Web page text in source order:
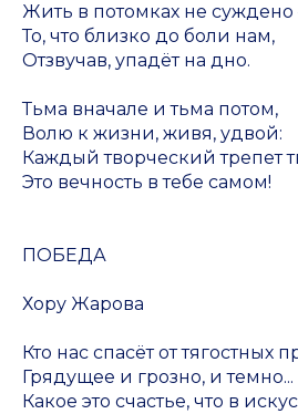
Жить в потомках не
То, что близко до боли нам,
Отзвучав, упадёт на дно.
Тьма вначале и тьма потом,
Волю к жизни, живя, удвой:
Каждый творческий трепет
Это вечность в тебе самом!
ПОБЕДА
Хору Жарова
Кто нас спасёт от тягостных
Грядущее и грозно, и темно...
Какое это счастье, что в